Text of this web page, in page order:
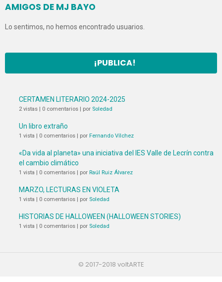
AMIGOS DE MJ BAYO
Lo sentimos, no hemos encontrado usuarios.
¡PUBLICA!
CERTAMEN LITERARIO 2024-2025
2 vistas 0 comentarios por Soledad
Un libro extraño
1 vista 0 comentarios por Fernando Vílchez
«Da vida al planeta» una iniciativa del IES Valle de Lecrín contra
el cambio climático
1 vista 0 comentarios por Raúl Ruiz Álvarez
MARZO, LECTURAS EN VIOLETA
1 vista 0 comentarios por Soledad
HISTORIAS DE HALLOWEEN (HALLOWEEN STORIES)
1 vista 0 comentarios por Soledad
© 2017-2018 voltARTE